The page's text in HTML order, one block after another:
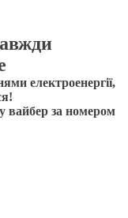
електроенергії,
вайбер за номером